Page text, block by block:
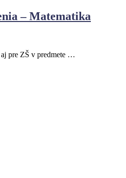
– Matematika
pre ZŠ v predmete …